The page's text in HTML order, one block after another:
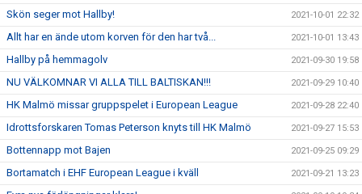
Skön seger mot Hallby! 2021-10-01 22:32
Allt har en ände utom korven för den har två... 2021-10-01 13:43
Hallby på hemmagolv 2021-09-30 19:58
NU VÄLKOMNAR VI ALLA TILL BALTISKAN!!! 2021-09-29 10:40
HK Malmö missar gruppspelet i European League 2021-09-28 22:40
Idrottsforskaren Tomas Peterson knyts till HK Malmö 2021-09-27 15:53
Bottennapp mot Bajen 2021-09-25 09:29
Bortamatch i EHF European League i kväll 2021-09-21 13:23